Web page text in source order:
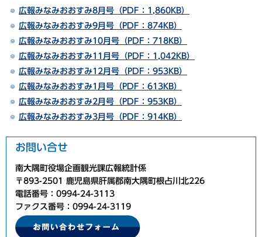
広報みなみおおすみ8月号（PDF：1,860KB）
広報みなみおおすみ9月号（PDF：874KB）
広報みなみおおすみ10月号（PDF：718KB）
広報みなみおおすみ11月号（PDF：1,042KB）
広報みなみおおすみ12月号（PDF：953KB）
広報みなみおおすみ1月号（PDF：613KB）
広報みなみおおすみ2月号（PDF：953KB）
広報みなみおおすみ3月号（PDF：914KB）
お問い合せ
南大隅町役場企画観光課広報統計係
〒893-2501 鹿児島県肝属郡南大隅町根占川北226
電話番号：0994-24-3113
ファクス番号：0994-24-3119